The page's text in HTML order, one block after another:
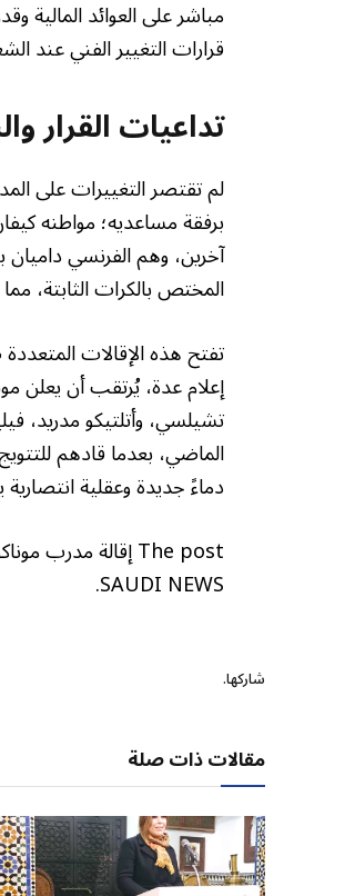
مباشر على العوائد
قرارات التغيير الفني عند
تداعيات القرار
لم تقتصر التغييرات على
برفقة مساعديه؛ مواطنه
آخرين، وهم الفرنسي
المختص بالكرات الثابتة،
تفتح هذه الإقالات
إعلام عدة، يُرتقب أن يعلن
الماضي، بعدما قادهم
دماءً جديدة وعقلية انتصارية
SAUDI NEWS.
شاركها.
مقالات ذات صلة